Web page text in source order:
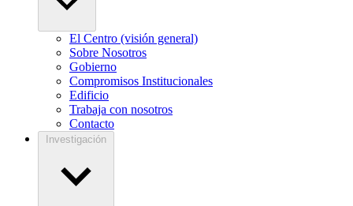
El Centro (visión general)
Sobre Nosotros
Gobierno
Compromisos Institucionales
Edificio
Trabaja con nosotros
Contacto
Investigación